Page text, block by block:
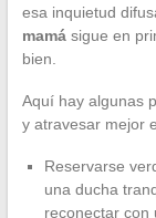
esa inquietud
mamásigue en
bien.
Aquí hay algunas
y atravesar mejor
Reservarse
una ducha
reconectar con